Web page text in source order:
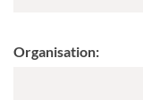
Organisation: